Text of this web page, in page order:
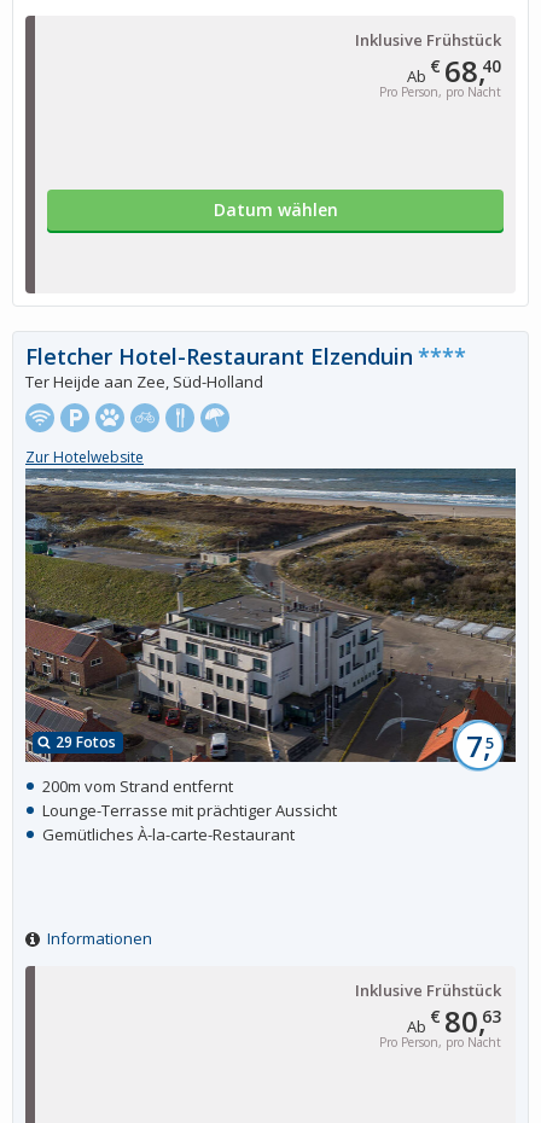
Ab € 68,40
Pro Person, pro Nacht
Inklusive Frühstück
Datum wählen
Ab € 80,63
Pro Person, pro Nacht
Inklusive Frühstück
29 Fotos 7,5
Fletcher Hotel-Restaurant Elzenduin ****
Ter Heijde aan Zee, Süd-Holland
Zur Hotelwebsite
200m vom Strand entfernt
Lounge-Terrasse mit prächtiger Aussicht
Gemütliches À-la-carte-Restaurant
Informationen